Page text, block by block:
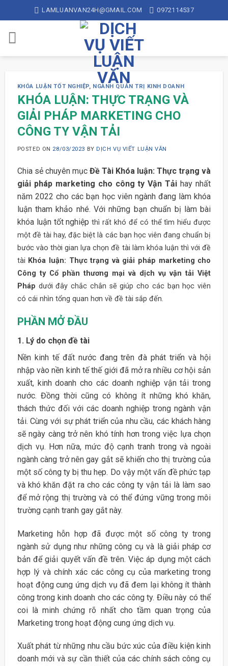
to
content
LAMLUANVAN24H@GMAIL.COM 0972114537
KHÓA LUẬN TỐT NGHIỆP, NGÀNH QUẢN TRỊ KINH DOANH
KHÓA LUẬN: THỰC TRẠNG VÀ
GIẢI PHÁP MARKETING CHO
CÔNG TY VẬN TẢI
POSTED ON 28/03/2023 BY DỊCH VỤ VIẾT LUẬN VĂN
Chia sẻ chuyên mục Đề Tài Khóa luận: Thực trạng và
giải pháp marketing cho công ty Vận Tảihay nhất
năm 2022 cho các bạn học viên ngành đang làm khóa
luận tham khảo nhé. Với những bạn chuẩn bị làm bài
khóa luận tốt nghiệp thì rất khó để có thể tìm hiểu được
một đề tài hay, đặc biệt là các bạn học viên đang chuẩn bị
bước vào thời gian lựa chọn đề tài làm khóa luận thì với đề
tài Khóa luận: Thực trạng và giải pháp marketing cho
Công ty Cổ phần thương mại và dịch vụ vận tải Việt
Pháp dưới đây chắc chắn sẽ giúp cho các bạn học viên
có cái nhìn tổng quan hơn về đề tài sắp đến.
PHẦN MỞ ĐẦU
1. Lý do chọn đề tài
Nền kinh tế đất nước đang trên đà phát triển và hội
nhập vào nền kinh tế thế giới đã mở ra nhiều cơ hội sản
xuất, kinh doanh cho các doanh nghiệp vận tải trong
nước. Đồng thời cũng có không ít những khó khăn,
thách thức đối với các doanh nghiệp trong ngành vận
tải. Cùng với sự phát triển của nhu cầu, các khách hàng
sẽ ngày càng trở nên khó tính hơn trong việc lựa chọn
dịch vụ. Hơn nữa, mức độ cạnh tranh trong và ngoài
ngành càng trở nên gay gắt sẽ khiến cho thị trường của
một số công ty bị thu hẹp. Do vậy một vấn đề phức tạp
và khó khăn đặt ra cho các công ty vận tải là làm sao
để mở rộng thị trường và có thể đứng vững trong môi
trường cạnh tranh gay gắt này.
Marketing hỗn hợp đã được một số công ty trong
ngành sử dụng như những công cụ và là giải pháp cơ
bản để giải quyết vấn đề trên. Việc áp dụng một cách
hợp lý và chính xác các công cụ của marketing trong
hoạt động cung ứng dịch vụ đã đem lại không ít thành
công trong kinh doanh cho các công ty. Điều này có thể
coi là minh chứng rõ nhất cho tầm quan trọng của
Marketing trong hoạt động cung ứng dịch vụ.
Xuất phát từ những nhu cầu bức xúc của điều kiện kinh
doanh mới và sự cần thiết của các chính sách công cụ